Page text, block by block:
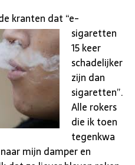
kranten dat “e-
sigaretten
15 keer
schadelijker
zijn dan
sigaretten”.
Alle rokers
die ik toen
tegenkwa
mijn damper en